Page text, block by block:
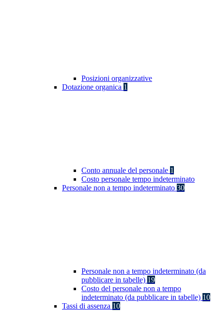
Posizioni organizzative
Dotazione organica 1
Conto annuale del personale 1
Costo personale tempo indeterminato
Personale non a tempo indeterminato 30
Personale non a tempo indeterminato (da
pubblicare in tabelle) 19
Costo del personale non a tempo
indeterminato (da pubblicare in tabelle) 10
Tassi di assenza 10